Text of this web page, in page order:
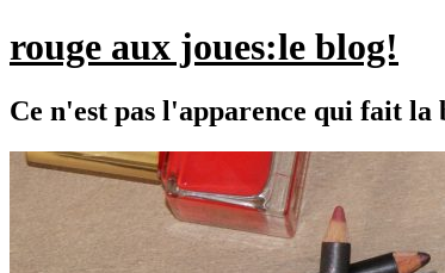
rouge aux joues:le blog!
Ce n'est pas l'apparence qui fait la